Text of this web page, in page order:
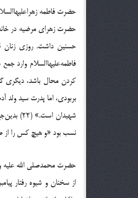
حضرت فاطمه
حضرت زهراى مرضيه در
حسنين داشت. روزى
فاطمه‌عليهاالسلام
كردن محال باشد،
بربودى، اما پدرت سيد ولد
شهيدان
نسب بود «و هيچ كس را از
حضرت محمدصلى الله عليه
از سخنان و شيوه رفتار